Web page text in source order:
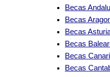
Becas
Becas
Becas
Becas
Becas
Becas